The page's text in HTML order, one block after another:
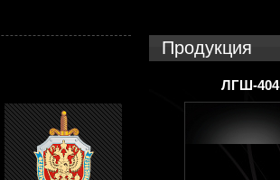
Продукция
ЛГШ-404